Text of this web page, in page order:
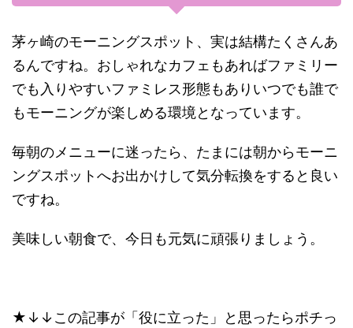
茅ヶ崎のモーニングスポット、実は結構たくさんあ
るんですね。おしゃれなカフェもあればファミリー
でも入りやすいファミレス形態もありいつでも誰で
もモーニングが楽しめる環境となっています。
毎朝のメニューに迷ったら、たまには朝からモーニ
ングスポットへお出かけして気分転換をすると良い
ですね。
美味しい朝食で、今日も元気に頑張りましょう。
★↓↓この記事が「役に立った」と思ったらポチっ